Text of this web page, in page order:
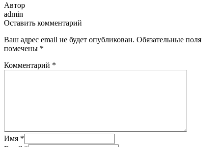
Автор
admin
Оставить комментарий
Ваш адрес email не будет опубликован. Обязательные поля
помечены *
Комментарий *
Имя *